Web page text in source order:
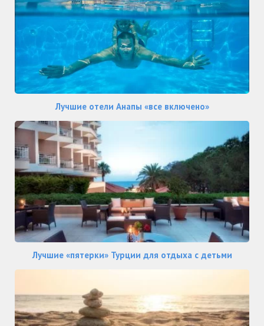
Лучшие отели Анапы «все включено»
Лучшие «пятерки» Турции для отдыха с детьми